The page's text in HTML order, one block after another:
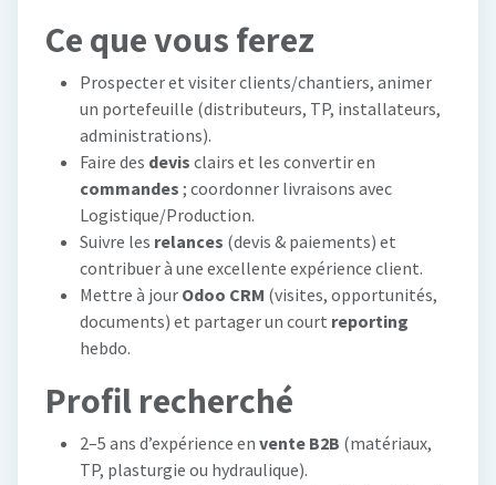
Ce que vous ferez
Prospecter et visiter clients/chantiers, animer
un portefeuille (distributeurs, TP, installateurs,
administrations).
Faire des devis clairs et les convertir en
commandes ; coordonner livraisons avec
Logistique/Production.
Suivre les relances (devis & paiements) et
contribuer à une excellente expérience client.
Mettre à jour Odoo CRM (visites, opportunités,
documents) et partager un court reporting
hebdo.
Profil recherché
2–5 ans d’expérience en vente B2B (matériaux,
TP, plasturgie ou hydraulique).